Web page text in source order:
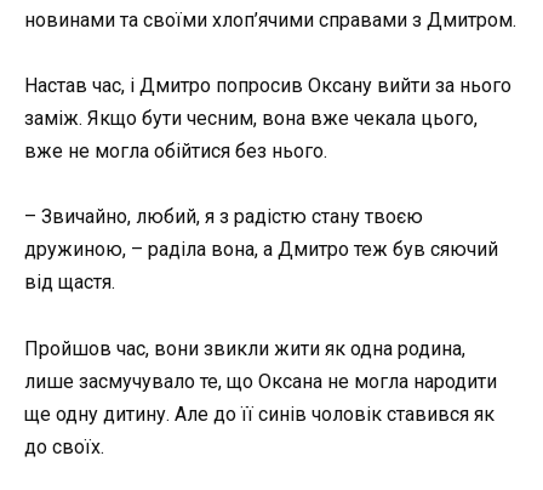
новинами та своїми хлоп’ячими справами з Дмитром.
Настав час, і Дмитро попросив Оксану вийти за нього
заміж. Якщо бути чесним, вона вже чекала цього,
вже не могла обійтися без нього.
– Звичайно, любий, я з радістю стану твоєю
дружиною, – раділа вона, а Дмитро теж був сяючий
від щастя.
Пройшов час, вони звикли жити як одна родина,
лише засмучувало те, що Оксана не могла народити
ще одну дитину. Але до її синів чоловік ставився як
до своїх.